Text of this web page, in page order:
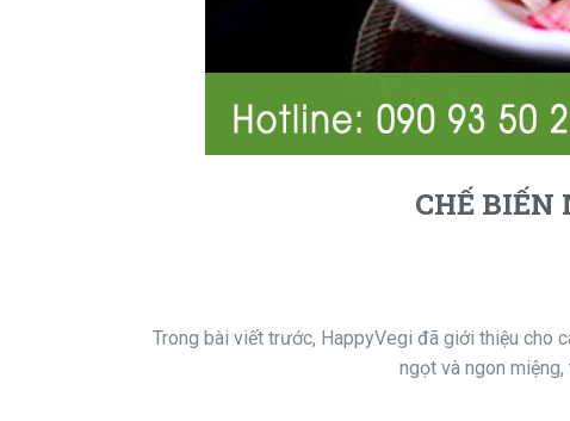
CHẾ BIẾN
Trong bài viết trước, HappyVegi đã giới thiệu cho
ngọt và ngon